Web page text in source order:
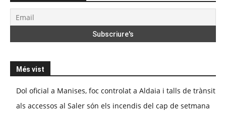
Més vist
Dol oficial a Manises, foc controlat a Aldaia i talls de trànsit
als accessos al Saler són els incendis del cap de setmana